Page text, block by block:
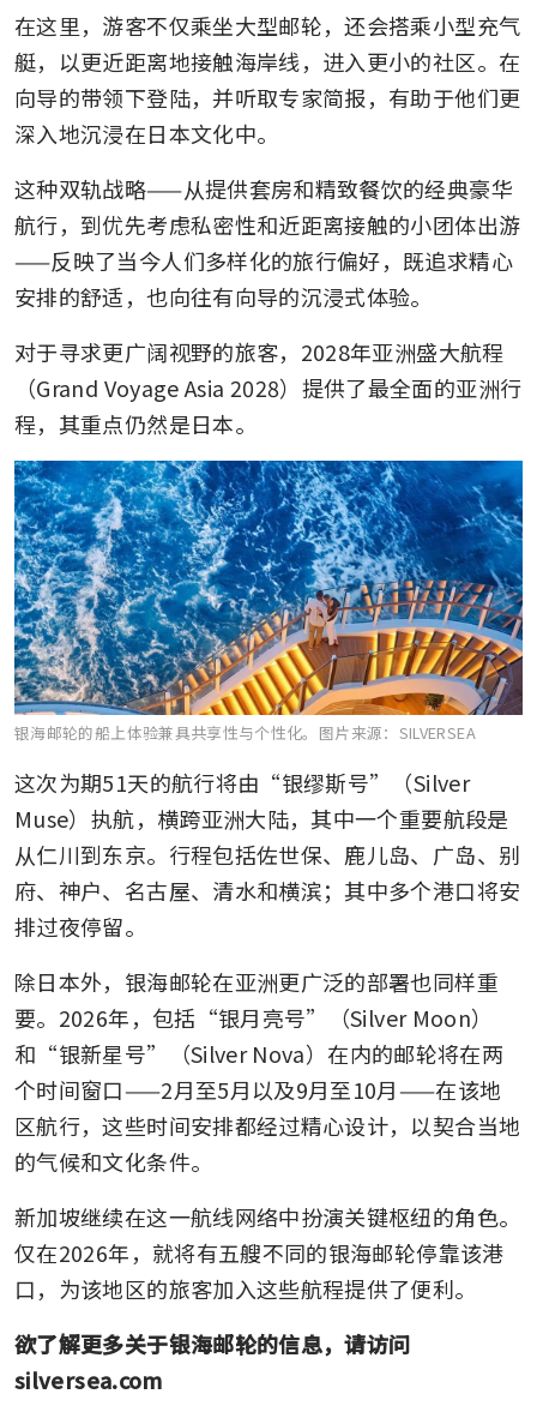
在这里，游客不仅乘坐大型邮轮，还会搭乘小型充气
艇，以更近距离地接触海岸线，进入更小的社区。在
向导的带领下登陆，并听取专家简报，有助于他们更
深入地沉浸在日本文化中。
这种双轨战略——从提供套房和精致餐饮的经典豪华
航行，到优先考虑私密性和近距离接触的小团体出游
——反映了当今人们多样化的旅行偏好，既追求精心
安排的舒适，也向往有向导的沉浸式体验。
对于寻求更广阔视野的旅客，2028年亚洲盛大航程
（Grand Voyage Asia 2028）提供了最全面的亚洲行
程，其重点仍然是日本。
银海邮轮的船上体验兼具共享性与个性化。 图片来源：SILVERSEA
这次为期51天的航行将由“银缪斯号”（Silver
Muse）执航，横跨亚洲大陆，其中一个重要航段是
从仁川到东京。行程包括佐世保、鹿儿岛、广岛、别
府、神户、名古屋、清水和横滨；其中多个港口将安
排过夜停留。
除日本外，银海邮轮在亚洲更广泛的部署也同样重
要。2026年，包括“银月亮号”（Silver Moon）
和“银新星号”（Silver Nova）在内的邮轮将在两
个时间窗口——2月至5月以及9月至10月——在该地
区航行，这些时间安排都经过精心设计，以契合当地
的气候和文化条件。
新加坡继续在这一航线网络中扮演关键枢纽的角色。
仅在2026年，就将有五艘不同的银海邮轮停靠该港
口，为该地区的旅客加入这些航程提供了便利。
欲了解更多关于银海邮轮的信息，请访问
silversea.com